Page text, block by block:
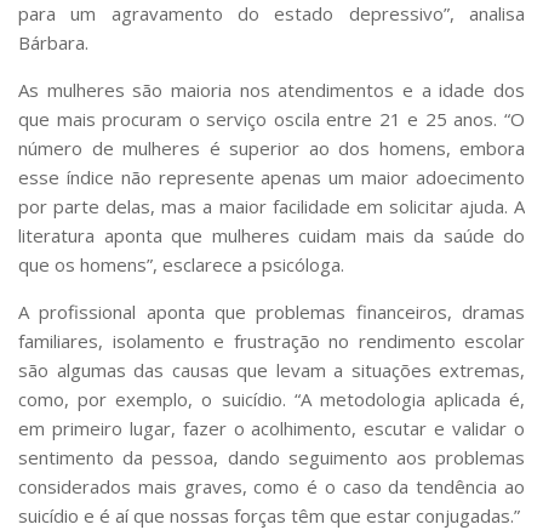
para um agravamento do estado depressivo”, analisa
Bárbara.
As mulheres são maioria nos atendimentos e a idade dos
que mais procuram o serviço oscila entre 21 e 25 anos. “O
número de mulheres é superior ao dos homens, embora
esse índice não represente apenas um maior adoecimento
por parte delas, mas a maior facilidade em solicitar ajuda. A
literatura aponta que mulheres cuidam mais da saúde do
que os homens”, esclarece a psicóloga.
A profissional aponta que problemas financeiros, dramas
familiares, isolamento e frustração no rendimento escolar
são algumas das causas que levam a situações extremas,
como, por exemplo, o suicídio. “A metodologia aplicada é,
em primeiro lugar, fazer o acolhimento, escutar e validar o
sentimento da pessoa, dando seguimento aos problemas
considerados mais graves, como é o caso da tendência ao
suicídio e é aí que nossas forças têm que estar conjugadas.”